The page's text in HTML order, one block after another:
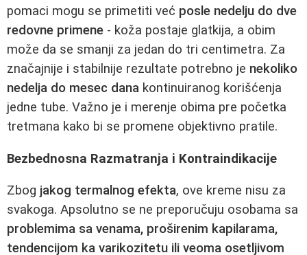
pomaci mogu se primetiti već posle nedelju do dve
redovne primene - koža postaje glatkija, a obim
može da se smanji za jedan do tri centimetra. Za
značajnije i stabilnije rezultate potrebno je nekoliko
nedelja do mesec dana kontinuiranog korišćenja
jedne tube. Važno je i merenje obima pre početka
tretmana kako bi se promene objektivno pratile.
Bezbednosna Razmatranja i Kontraindikacije
Zbog jakog termalnog efekta, ove kreme nisu za
svakoga. Apsolutno se ne preporučuju osobama sa
problemima sa venama, proširenim kapilarama,
tendencijom ka varikozitetu ili veoma osetljivom